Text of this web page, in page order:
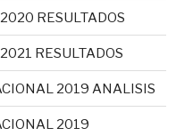
RESULTADOS
RESULTADOS
2019 ANALISIS
2019